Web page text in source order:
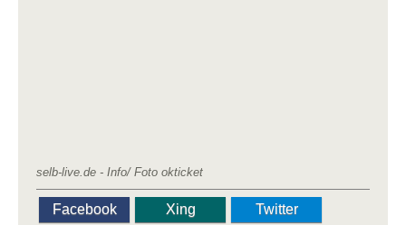
selb-live.de - Info/ Foto okticket
Facebook Xing
Twitter